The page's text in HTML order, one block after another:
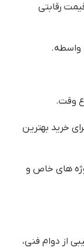
رقابتی
واسطه.
وقت.
خرید بهترین
های خاص و
گفت آجر نسوز نما ۳۲×۷ ترکیبی از دوام فنی،